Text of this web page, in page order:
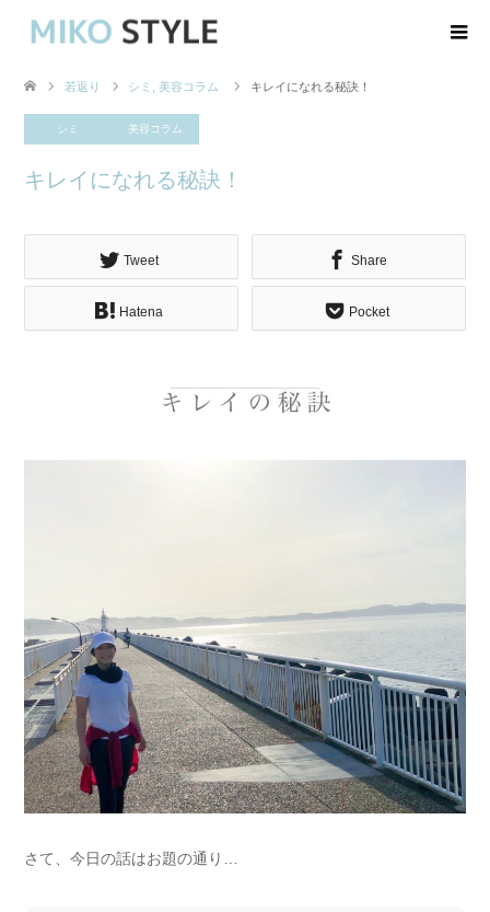
若返り シミ 美容コラム キレイになれる秘訣！
シミ 美容コラム
キレイになれる秘訣！
Tweet Share
Hatena Pocket
さて、今日の話はお題の通り…